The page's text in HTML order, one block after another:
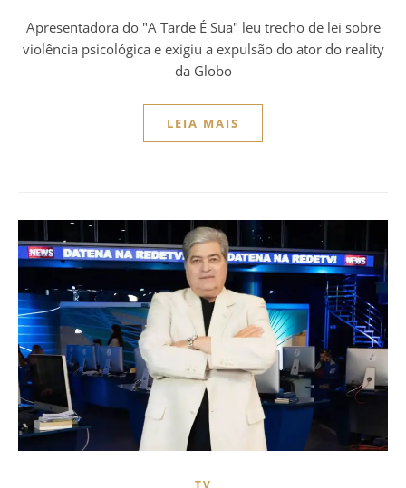
Apresentadora do "A Tarde É Sua" leu trecho de lei sobre
violência psicológica e exigiu a expulsão do ator do reality
da Globo
LEIA MAIS